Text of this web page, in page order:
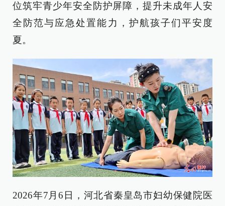
位筑牢青少年安全防护屏障，提升未成年人安
全防范与应急处置能力，护航孩子们平安度
夏。
2026年7月6日，河北省秦皇岛市妇幼保健院医